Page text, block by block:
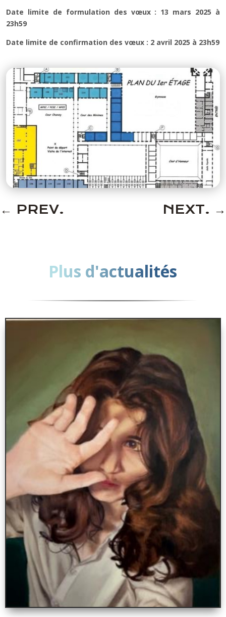
Date limite de formulation des vœux : 13 mars 2025 à
23h59
Date limite de confirmation des vœux : 2 avril 2025 à 23h59
← PREV. NEXT. →
Plus d'actualités